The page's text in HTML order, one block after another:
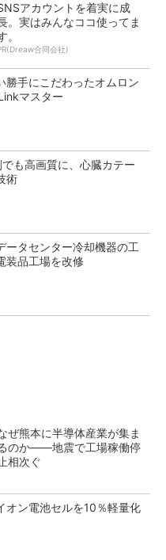
アカウントを着実に成
。実はみんなココ使ってま
。
合同会社)
手にこだわったオムロン
マスター
も高画質に、心臓カテー
術
ータセンター冷却機器の工
装品工場を改修
ぜ熊本に半導体産業が集ま
のか――地震で工場稼働停
止相次ぐ
オン電池セルを10％軽量化